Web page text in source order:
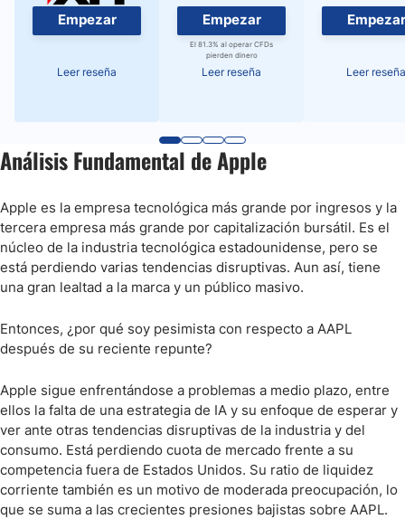
Empezar
Leer reseña
Empezar
El 81.3% al operar CFDs
pierden dinero
Leer reseña
Empezar
Leer reseña
Análisis Fundamental de Apple
Apple es la empresa tecnológica más grande por ingresos y la
tercera empresa más grande por capitalización bursátil. Es el
núcleo de la industria tecnológica estadounidense, pero se
está perdiendo varias tendencias disruptivas. Aun así, tiene
una gran lealtad a la marca y un público masivo.
Entonces, ¿por qué soy pesimista con respecto a AAPL
después de su reciente repunte?
Apple sigue enfrentándose a problemas a medio plazo, entre
ellos la falta de una estrategia de IA y su enfoque de esperar y
ver ante otras tendencias disruptivas de la industria y del
consumo. Está perdiendo cuota de mercado frente a su
competencia fuera de Estados Unidos. Su ratio de liquidez
corriente también es un motivo de moderada preocupación, lo
que se suma a las crecientes presiones bajistas sobre AAPL.